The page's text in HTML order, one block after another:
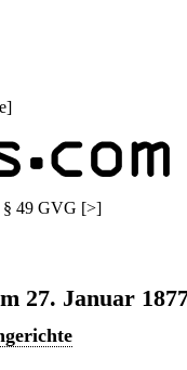
]
§ 49 GVG [>]
27. Januar